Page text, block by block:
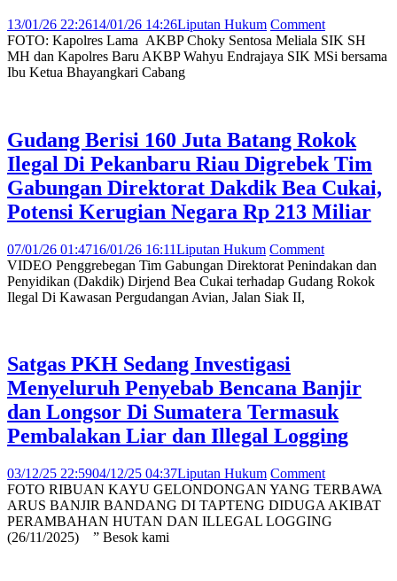
13/01/26 22:2614/01/26 14:26Liputan Hukum Comment
FOTO: Kapolres Lama AKBP Choky Sentosa Meliala SIK SH
MH dan Kapolres Baru AKBP Wahyu Endrajaya SIK MSi bersama
Ibu Ketua Bhayangkari Cabang
Gudang Berisi 160 Juta Batang Rokok
Ilegal Di Pekanbaru Riau Digrebek Tim
Gabungan Direktorat Dakdik Bea Cukai,
Potensi Kerugian Negara Rp 213 Miliar
07/01/26 01:4716/01/26 16:11Liputan Hukum Comment
VIDEO Penggrebegan Tim Gabungan Direktorat Penindakan dan
Penyidikan (Dakdik) Dirjend Bea Cukai terhadap Gudang Rokok
Ilegal Di Kawasan Pergudangan Avian, Jalan Siak II,
Satgas PKH Sedang Investigasi
Menyeluruh Penyebab Bencana Banjir
dan Longsor Di Sumatera Termasuk
Pembalakan Liar dan Illegal Logging
03/12/25 22:5904/12/25 04:37Liputan Hukum Comment
FOTO RIBUAN KAYU GELONDONGAN YANG TERBAWA
ARUS BANJIR BANDANG DI TAPTENG DIDUGA AKIBAT
PERAMBAHAN HUTAN DAN ILLEGAL LOGGING
(26/11/2025) ” Besok kami